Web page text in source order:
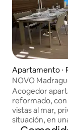
Apartamento ⋅
NOVO
Acogedor
reformado,
vistas al mar,
situación, en